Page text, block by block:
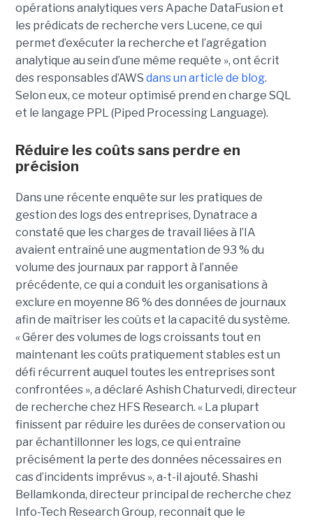
opérations analytiques vers Apache DataFusion et
les prédicats de recherche vers Lucene, ce qui
permet d’exécuter la recherche et l’agrégation
analytique au sein d’une même requête », ont écrit
des responsables d’AWS dans un article de blog.
Selon eux, ce moteur optimisé prend en charge SQL
et le langage PPL (Piped Processing Language).
Réduire les coûts sans perdre en
précision
Dans une récente enquête sur les pratiques de
gestion des logs des entreprises, Dynatrace a
constaté que les charges de travail liées à l’IA
avaient entraîné une augmentation de 93 % du
volume des journaux par rapport à l’année
précédente, ce qui a conduit les organisations à
exclure en moyenne 86 % des données de journaux
afin de maîtriser les coûts et la capacité du système.
« Gérer des volumes de logs croissants tout en
maintenant les coûts pratiquement stables est un
défi récurrent auquel toutes les entreprises sont
confrontées », a déclaré Ashish Chaturvedi, directeur
de recherche chez HFS Research. « La plupart
finissent par réduire les durées de conservation ou
par échantillonner les logs, ce qui entraîne
précisément la perte des données nécessaires en
cas d’incidents imprévus », a-t-il ajouté. Shashi
Bellamkonda, directeur principal de recherche chez
Info-Tech Research Group, reconnait que le